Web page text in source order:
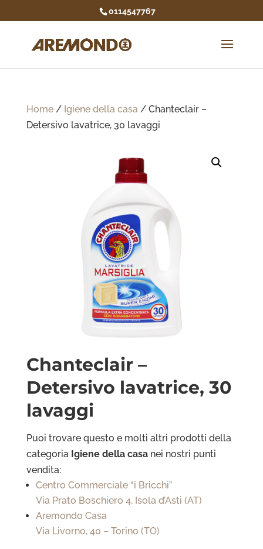
0114547767
Home/ Igiene della casa/ Chanteclair –
Detersivo lavatrice, 30 lavaggi
Chanteclair –
Detersivo lavatrice, 30
lavaggi
Puoi trovare questo e molti altri prodotti della
categoria Igiene della casa nei nostri punti
vendita:
Centro Commerciale “i Bricchi”
Via Prato Boschiero 4, Isola d’Asti (AT)
Aremondo Casa
Via Livorno, 40 – Torino (TO)